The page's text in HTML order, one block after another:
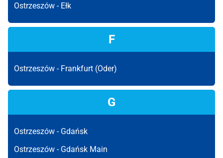
Ostrzeszów - Ełk
F
Ostrzeszów - Frankfurt (Oder)
G
Ostrzeszów - Gdańsk
Ostrzeszów - Gdańsk Main